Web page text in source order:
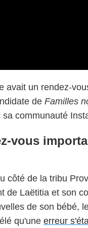
avait un rendez-
de Familles
communauté
vous
côté de la tribu
de Laëtitia et son
de son bébé,
qu'une erreur